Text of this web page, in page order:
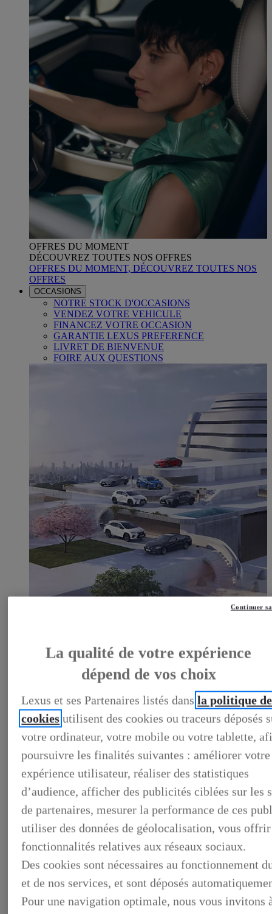
OFFRES DU MOMENT
DÉCOUVREZ TOUTES NOS OFFRES
OFFRES DU MOMENT, DÉCOUVREZ TOUTES NOS
OFFRES
OCCASIONS
NOTRE STOCK D'OCCASIONS
VENDEZ VOTRE VEHICULE
FINANCEZ VOTRE OCCASION
GARANTIE LEXUS PREFERENCE
LIVRET DE BIENVENUE
FOIRE AUX QUESTIONS
D'OCCASION LABELLISEES LEXUS PREFERENCE
LES AVANTAGES LEXUS BUSINESS
ELECTRIFIED PROGRAM
NOS OFFRES DU MOMENT
NOS SOLUTIONS DE FINANCEMENT
L'HYBRIDE POUR LES PROFESSIONNELS
CONTACTEZ-NOUS
La qualité de votre expérience
dépend de vos choix
Lexus et ses Partenaires listés dansla politique
cookies utilisent des cookies ou traceurs déposés
votre ordinateur, votre mobile ou votre tablette,
poursuivre les finalités suivantes : améliorer votre
expérience utilisateur, réaliser des statistiques
d’audience, afficher des publicités ciblées sur les
de partenaires, mesurer la performance de ces
utiliser des données de géolocalisation, vous offrir
fonctionnalités relatives aux réseaux sociaux.
Des cookies sont nécessaires au fonctionnement
et de nos services, et sont déposés
Pour une navigation optimale, nous vous invitons
Continuer